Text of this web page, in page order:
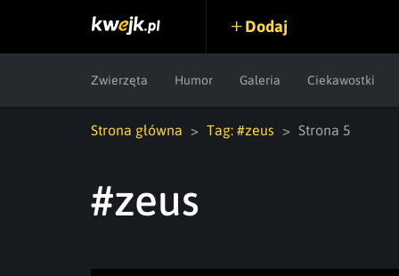
Dodaj
Zwierzęta Humor Galeria Ciekawostki
Strona główna Tag: #zeus Strona 5
#zeus